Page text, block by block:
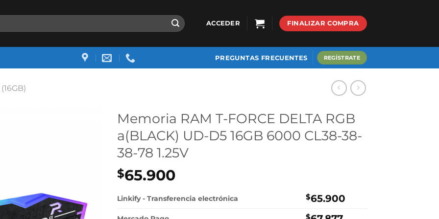
ACCEDER FINALIZAR COMPRA
PREGUNTAS FRECUENTES REGÍSTRATE
Memoria RAM T-FORCE DELTA RGB
a(BLACK) UD-D5 16GB 6000 CL38-38-
38-78 1.25V
$65.900
Linkify - Transferencia electrónica $65.900
$